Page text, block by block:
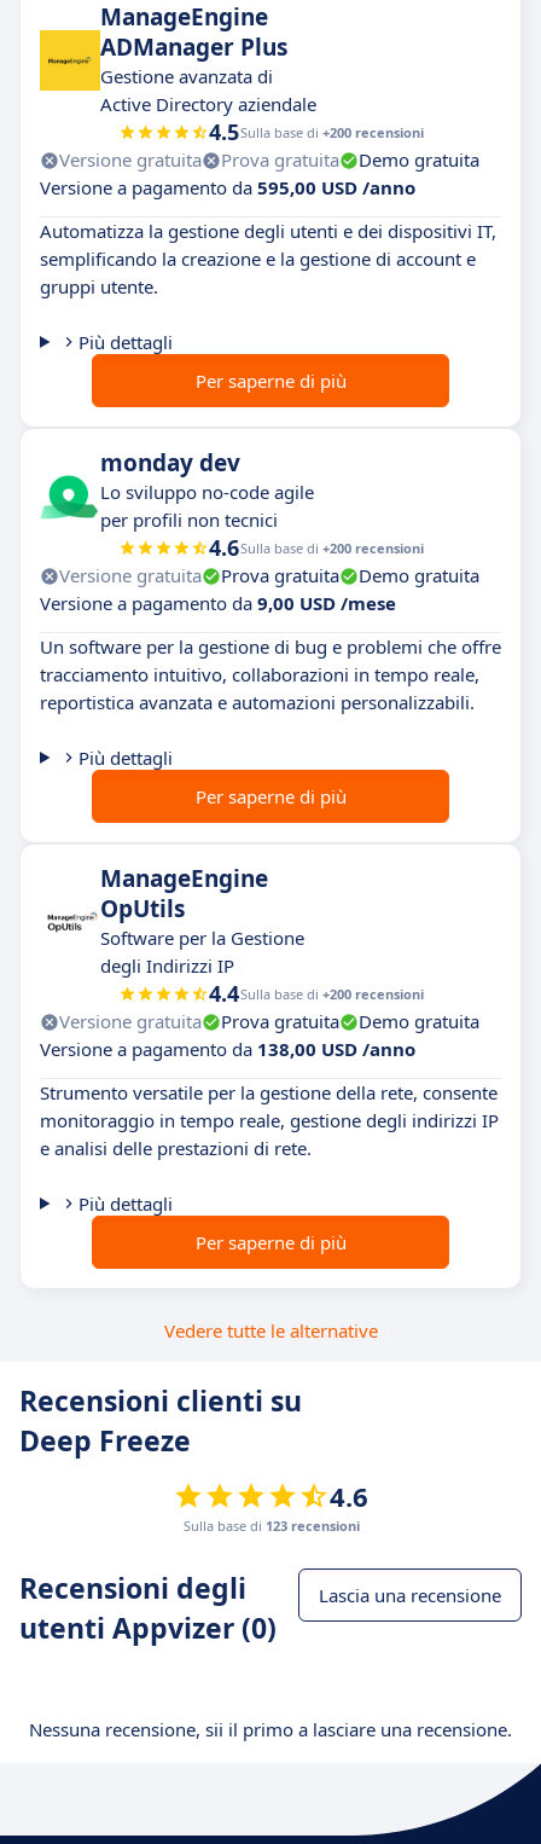
ManageEngine
ADManager Plus
Gestione avanzata di
Active Directory aziendale
4.5Sulla base di +200 recensioni
Versione gratuita Prova gratuita
Demo gratuita
Versione a pagamento da 595,00 USD /anno
Automatizza la gestione degli utenti e dei dispositivi IT,
semplificando la creazione e la gestione di account e
gruppi utente.
Più dettagli
Per saperne di più
monday dev
Lo sviluppo no-code agile
per profili non tecnici
4.6Sulla base di +200 recensioni
Versione gratuita Prova gratuita
Demo gratuita
Versione a pagamento da 9,00 USD /mese
Un software per la gestione di bug e problemi che offre
tracciamento intuitivo, collaborazioni in tempo reale,
reportistica avanzata e automazioni personalizzabili.
Più dettagli
Per saperne di più
ManageEngine
OpUtils
Software per la Gestione
degli Indirizzi IP
4.4Sulla base di +200 recensioni
Versione gratuita Prova gratuita
Demo gratuita
Versione a pagamento da 138,00 USD /anno
Strumento versatile per la gestione della rete, consente
monitoraggio in tempo reale, gestione degli indirizzi IP
e analisi delle prestazioni di rete.
Più dettagli
Per saperne di più
Vedere tutte le alternative
Recensioni clienti su
Deep Freeze
4.6
Sulla base di 123 recensioni
Recensioni degli
utenti Appvizer (0)
Lascia una recensione
Nessuna recensione, sii il primo a lasciare una recensione.